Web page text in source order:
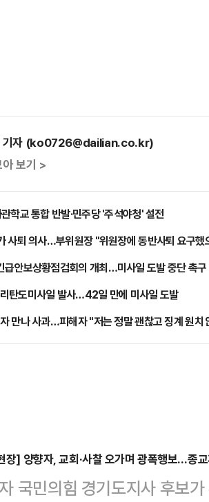
기자 (ko0726@dailian.co.kr)
보기 >
학교 통합 반발·민주당 '주석야청' 설전
사퇴 의사…부위원장 "위원장에 동반사퇴 요구했
안보상황점검회의 개최…미사일 도발 중단 촉구
탄도미사일 발사…42일 만에 미사일 도발
만나 사과…피해자 "저는 정말 괜찮고 징계 원치
장] 양향자, 교회·사찰 오가며 광폭행보…종
국민의힘 경기도지사 후보